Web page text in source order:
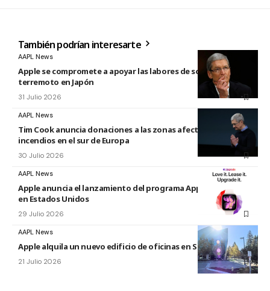
También podrían interesarte
AAPL News
Apple se compromete a apoyar las labores de socorro tras el
terremoto en Japón
31 Julio 2026
AAPL News
Tim Cook anuncia donaciones a las zonas afectadas por los
incendios en el sur de Europa
30 Julio 2026
AAPL News
Apple anuncia el lanzamiento del programa Apple Upgrade
en Estados Unidos
29 Julio 2026
AAPL News
Apple alquila un nuevo edificio de oficinas en Sunnyvale
21 Julio 2026